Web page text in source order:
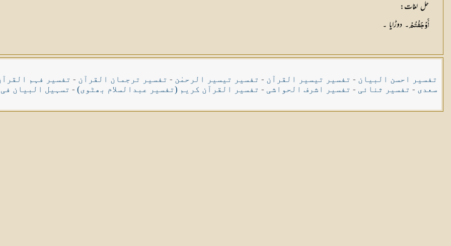
حل لغات:
أَوْجَفْتُمْ۔ دوڑایا ۔
تفسیر احسن البیان - تفسیر تیسیر القرآن - تفسیر تیسیر الرحمٰن - تفسیر ترجمان القرآن - تفسیر فہم
سعدی - تفسیر ثنائی - تفسیر اشرف الحواشی - تفسیر القرآن کریم (تفسیر عبدالسلام بھٹوی) - تسہیل البیان